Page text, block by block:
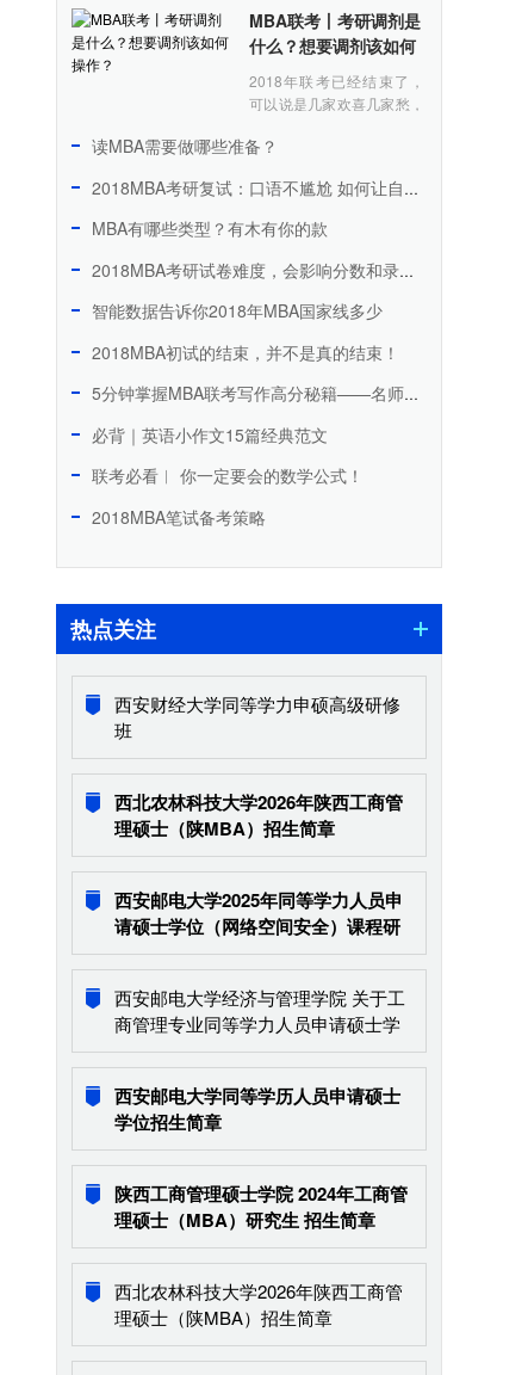
MBA联考丨考研调剂是
什么？想要调剂该如何
操作？
2018年联考已经结束了，
可以说是几家欢喜几家愁，
以欢欢喜喜的准备复试，但
离去年报考院校的录......
读MBA需要做哪些准备？
2018MBA考研复试：口语不尴尬 如何让自己侃侃而谈
MBA有哪些类型？有木有你的款
2018MBA考研试卷难度，会影响分数和录取情况吗？
智能数据告诉你2018年MBA国家线多少
2018MBA初试的结束，并不是真的结束！
5分钟掌握MBA联考写作高分秘籍——名师带你攻克写作堡垒
必背｜英语小作文15篇经典范文
联考必看︱ 你一定要会的数学公式！
2018MBA笔试备考策略
热点关注
西安财经大学同等学力申硕高级研修
班
西北农林科技大学2026年陕西工商管
理硕士（陕MBA）招生简章
西安邮电大学2025年同等学力人员申
请硕士学位（网络空间安全）课程研
修班招生简章
西安邮电大学经济与管理学院 关于工
商管理专业同等学力人员申请硕士学
位现场确认的通知
西安邮电大学同等学历人员申请硕士
学位招生简章
陕西工商管理硕士学院 2024年工商管
理硕士（MBA）研究生 招生简章
西北农林科技大学2026年陕西工商管
理硕士（陕MBA）招生简章